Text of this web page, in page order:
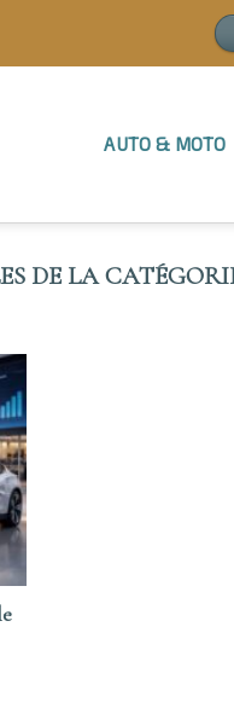
AUTO & MOTO